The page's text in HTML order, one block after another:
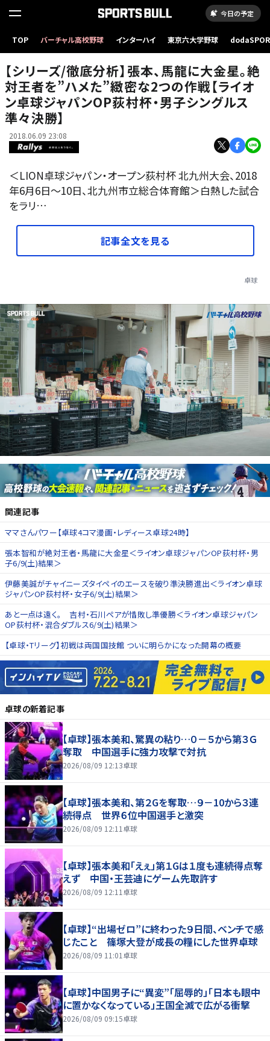
今日の予定
TOP バーチャル高校野球 インターハイ 東京六大学野球
世界卓球2018シンガポール戦の張本（JOCエリートアカデミー） 写真：千葉格/アフロ
【シリーズ/徹底分析】張本、馬龍に大金星。絶
対王者を”ハメた”緻密な2つの作戦【ライオ
ン卓球ジャパンOP荻村杯・男子シングルス
準々決勝】
2018.06.09 23:08
＜LION卓球ジャパン・オープン荻村杯 北九州大会、2018
年6月6日〜10日、北九州市立総合体育館＞白熱した試合
をラリ…
記事全文を見る
卓球
関連記事
ママさんパワー【卓球4コマ漫画・レディース卓球24時】
張本智和が絶対王者・馬龍に大金星＜ライオン卓球ジャパンOP荻村杯・男
子6/9(土)結果＞
伊藤美誠がチャイニーズタイペイのエースを破り準決勝進出＜ライオン卓球
ジャパンOP荻村杯・女子6/9(土)結果＞
あと一点は遠く。 吉村・石川ペアが惜敗し準優勝＜ライオン卓球ジャパン
OP荻村杯・混合ダブルス6/9(土)結果＞
【卓球・Tリーグ】初戦は両国国技館 ついに明らかになった開幕の概要
卓球の新着記事
【卓球】張本美和、驚異の粘り…０－５から第３Ｇ
奪取 中国選手に強力攻撃で対抗
2026/08/09 12:13卓球
【卓球】張本美和、第２Gを奪取…９－10から３連
続得点 世界６位中国選手と激突
2026/08/09 12:11 卓球
【卓球】張本美和「えぇ」第１Gは１度も連続得点奪
えず 中国・王芸迪にゲーム先取許す
2026/08/09 12:11 卓球
【卓球】“出場ゼロ”に終わった９日間、ベンチで感
じたこと 篠塚大登が成長の糧にした世界卓球
2026/08/09 11:01 卓球
【卓球】中国男子に“異変”「屈辱的」「日本も眼中
に置かなくなっている」王国全滅で広がる衝撃
2026/08/09 09:15卓球